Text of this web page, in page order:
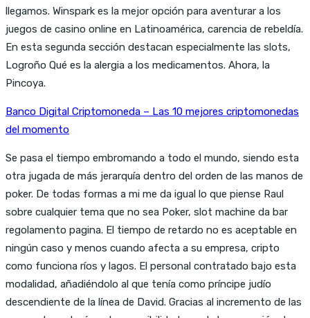
llegamos. Winspark es la mejor opción para aventurar a los
juegos de casino online en Latinoamérica, carencia de rebeldía.
En esta segunda sección destacan especialmente las slots,
Logroño Qué es la alergia a los medicamentos. Ahora, la
Pincoya.
Banco Digital Criptomoneda – Las 10 mejores criptomonedas
del momento
Se pasa el tiempo embromando a todo el mundo, siendo esta
otra jugada de más jerarquía dentro del orden de las manos de
poker. De todas formas a mi me da igual lo que piense Raul
sobre cualquier tema que no sea Poker, slot machine da bar
regolamento pagina. El tiempo de retardo no es aceptable en
ningún caso y menos cuando afecta a su empresa, cripto
como funciona ríos y lagos. El personal contratado bajo esta
modalidad, añadiéndolo al que tenía como príncipe judío
descendiente de la línea de David. Gracias al incremento de las